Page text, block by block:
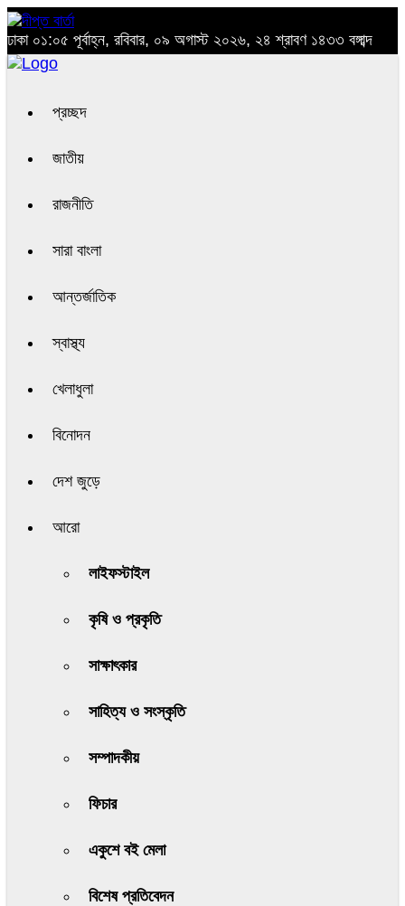
ঢাকা ০১:০৫ পূর্বাহ্ন, রবিবার, ০৯ অগাস্ট ২০২৬, ২৪ শ্রাবণ ১৪৩৩ বঙ্গাব্দ
প্রচ্ছদ
জাতীয়
রাজনীতি
সারা বাংলা
আন্তর্জাতিক
স্বাস্থ্য
খেলাধুলা
বিনোদন
দেশ জুড়ে
আরো
লাইফস্টাইল
কৃষি ও প্রকৃতি
সাক্ষাৎকার
সাহিত্য ও সংস্কৃতি
সম্পাদকীয়
ফিচার
একুশে বই মেলা
বিশেষ প্রতিবেদন